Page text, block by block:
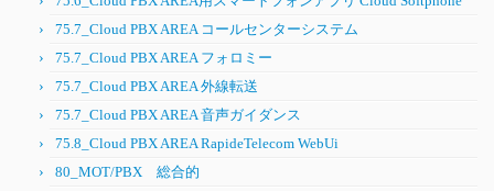
75.7_Cloud PBX AREA コールセンターシステム
75.7_Cloud PBX AREA フォロミー
75.7_Cloud PBX AREA 外線転送
75.7_Cloud PBX AREA 音声ガイダンス
75.8_Cloud PBX AREA RapideTelecom WebUi
80_MOT/PBX 総合的